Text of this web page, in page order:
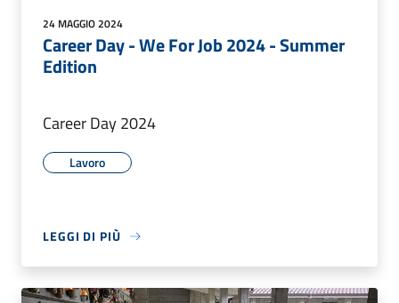
24 MAGGIO 2024
Career Day - We For Job 2024 - Summer
Edition
Career Day 2024
Lavoro
LEGGI DI PIÙ